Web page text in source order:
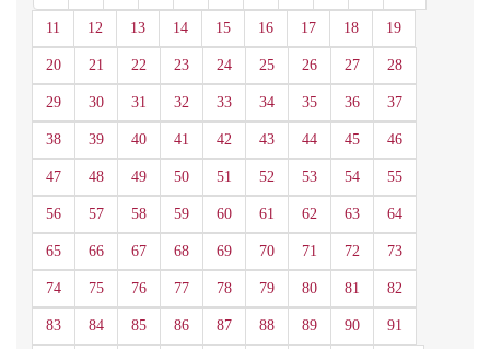
11 12 13 14 15 16 17 18 19
20 21 22 23 24 25 26 27 28
29 30 31 32 33 34 35 36 37
38 39 40 41 42 43 44 45 46
47 48 49 50 51 52 53 54 55
56 57 58 59 60 61 62 63 64
65 66 67 68 69 70 71 72 73
74 75 76 77 78 79 80 81 82
83 84 85 86 87 88 89 90 91